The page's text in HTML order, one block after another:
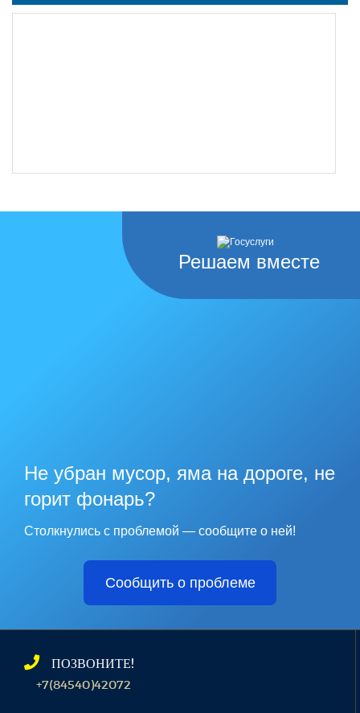
Решаем вместе
Не убран мусор, яма на дороге, не
горит фонарь?
Столкнулись с проблемой — сообщите о ней!
Сообщить о проблеме
ПОЗВОНИТЕ!
+7(84540)42072